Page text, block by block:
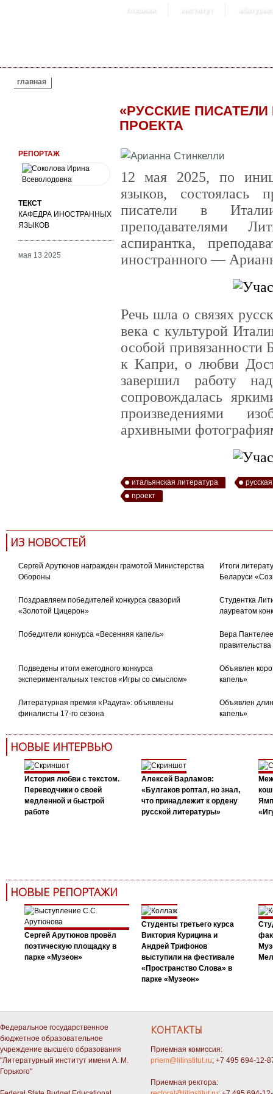
главная институт
ВЫ ЗДЕСЬ
главная
«РУССКИЕ
ПРОЕКТА
РЕПОРТАЖ
ТЕКСТ
КАФЕДРА ИНОСТРАННЫХ
ЯЗЫКОВ
мая 13 2025
12 мая 2025, по
языков, состоялась
писатели в
преподавателями
аспирантка,
иностранного —
Речь шла о связях
века с культурой
особой привязанности
к Капри, о любви
завершил работу
сопровождалась
произведениями
архивными
итальянская литература
проект
ИЗ НОВОСТЕЙ
Сергей Арутюнов награжден грамотой Министерства
Обороны
Итоги
Беларуси
Поздравляем победителей конкурса свазорий
«Золотой Цицерон»
Студентка
лауреатом
Победители конкурса «Весенняя капель»
Вера
Подведены итоги ежегодного конкурса
экспериментальных текстов «Игры со смыслом»
Объявлен
капель»
Литературная премия «Радуга»: объявлены
финалисты 17-го сезона
Объявлен
капель»
НОВЫЕ ИНТЕРВЬЮ
История любви с текстом.
Переводчики о своей
медленной и быстрой
работе
Алексей Варламов:
«Булгаков роптал, но знал,
что принадлежит к ордену
русской литературы»
НОВЫЕ РЕПОРТАЖИ
Сергей Арутюнов провёл
поэтическую площадку в
парке «Музеон»
Студенты третьего курса
Виктория Курицина и
Андрей Трифонов
выступили на фестивале
«Пространство Слова» в
парке «Музеон»
Федеральное государственное
бюджетное образовательное
учреждение высшего образования
"Литературный институт имени А. М.
Горького"
КОНТАКТЫ
Приемная комиссия:
priem@litinstitut.ru; +7 495 694-12-
Приемная ректора: